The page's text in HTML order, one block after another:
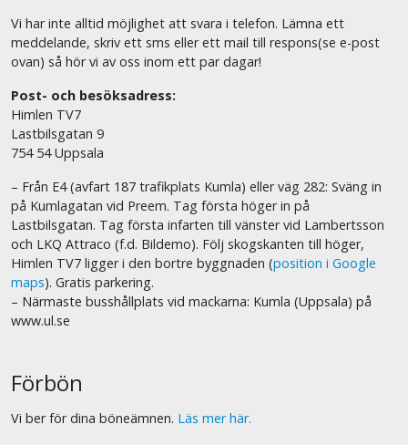
Vi har inte alltid möjlighet att svara i telefon. Lämna ett
meddelande, skriv ett sms eller ett mail till respons(se e-post
ovan) så hör vi av oss inom ett par dagar!
Post- och besöksadress:
Himlen TV7
Lastbilsgatan 9
754 54 Uppsala
– Från E4 (avfart 187 trafikplats Kumla) eller väg 282: Sväng in
på Kumlagatan vid Preem. Tag första höger in på
Lastbilsgatan. Tag första infarten till vänster vid Lambertsson
och LKQ Attraco (f.d. Bildemo). Följ skogskanten till höger,
Himlen TV7 ligger i den bortre byggnaden (position i Google
maps). Gratis parkering.
– Närmaste busshållplats vid mackarna: Kumla (Uppsala) på
www.ul.se
Förbön
Vi ber för dina böneämnen. Läs mer här.